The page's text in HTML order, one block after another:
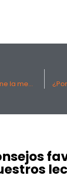
¿Qué papel tiene la medición de nivel en el control del agua en la industria?